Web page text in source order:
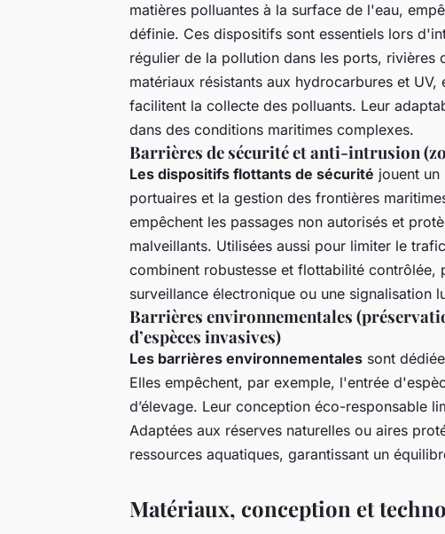
matières polluantes à la surface de l'eau,
définie. Ces dispositifs sont essentiels lors
régulier de la pollution dans les ports, rivières
matériaux résistants aux hydrocarbures et
facilitent la collecte des polluants. Leur
dans des conditions maritimes complexes.
Barrières de sécurité et anti-intrusion
Les dispositifs flottants de sécurité jouent
portuaires et la gestion des frontières
empêchent les passages non autorisés et
malveillants. Utilisées aussi pour limiter le
combinent robustesse et flottabilité contrôlée,
surveillance électronique ou une signalisation
Barrières environnementales
d’espèces invasives)
Les barrières environnementales sont
Elles empêchent, par exemple, l'entrée
d’élevage. Leur conception éco-responsable
Adaptées aux réserves naturelles ou aires
ressources aquatiques, garantissant un
Matériaux, conception et